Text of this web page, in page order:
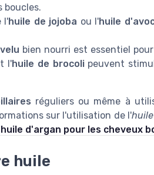
boucles.
l'huile de jojoba ou l'huile
bien nourri est essentiel
l'huile de brocolipeuvent
réguliers ou même à
sur l'utilisation de l'
d'argan pour les cheveux
huile